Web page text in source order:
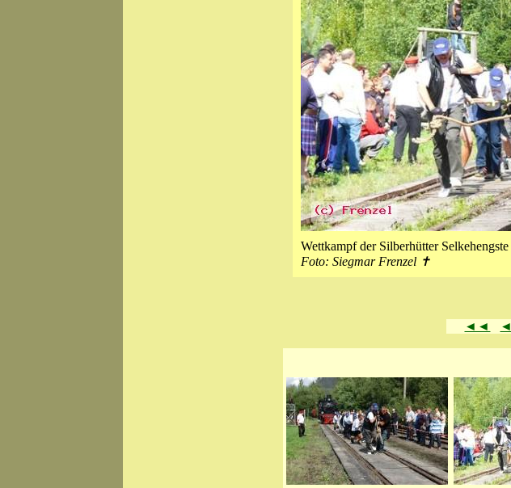
Wettkampf der Silberhütter Selkehengste
Foto: Siegmar Frenzel ✝
◄◄ ◄